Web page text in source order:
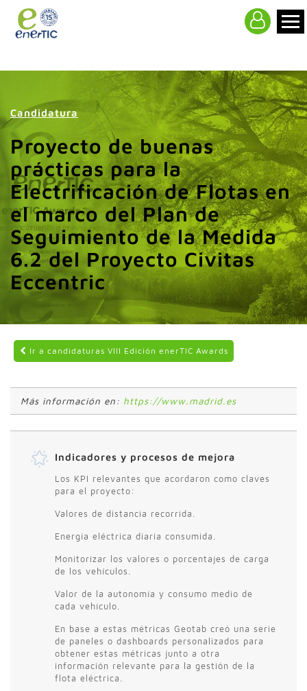
Candidatura
Proyecto de buenas
prácticas para la
Electrificación de Flotas en
el marco del Plan de
Seguimiento de la Medida
6.2 del Proyecto Civitas
Eccentric
Ir a candidaturas VIII Edición enerTIC Awards
Más información en: https://www.madrid.es
Indicadores y procesos de mejora
Los KPI relevantes que acordaron como claves
para el proyecto:
Valores de distancia recorrida.
Energía eléctrica diaria consumida.
Monitorizar los valores o porcentajes de carga
de los vehículos.
Valor de la autonomía y consumo medio de
cada vehículo.
En base a estas métricas Geotab creó una serie
de paneles o dashboards personalizados para
obtener estas métricas junto a otra
información relevante para la gestión de la
flota eléctrica.